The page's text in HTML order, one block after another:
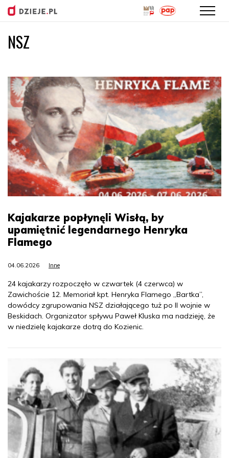
NSZ
Kajakarze popłynęli Wisłą, by
upamiętnić legendarnego Henryka
Flamego
04.06.2026 Inne
24 kajakarzy rozpoczęło w czwartek (4 czerwca) w
Zawichoście 12. Memoriał kpt. Henryka Flamego „Bartka”,
dowódcy zgrupowania NSZ działającego tuż po II wojnie w
Beskidach. Organizator spływu Paweł Kluska ma nadzieję, że
w niedzielę kajakarze dotrą do Kozienic.